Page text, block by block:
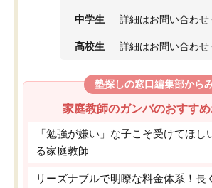
中学生 詳細はお問い合わせ
高校生 詳細はお問い合わせ
塾探しの窓口編集部から
家庭教師のガンバのおすす
「勉強が嫌い」な子こそ受けてほし
る家庭教師
リーズナブルで明瞭な料金体系！長